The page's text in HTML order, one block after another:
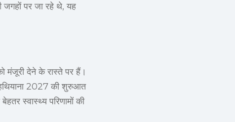
जगहों पर जा रहे थे, यह
मंजूरी देने के रास्ते पर हैं।
हथियाना 2027 की शुरुआत
स्वास्थ्य परिणामों की